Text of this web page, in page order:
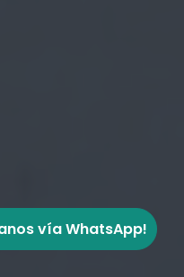
vía WhatsApp!